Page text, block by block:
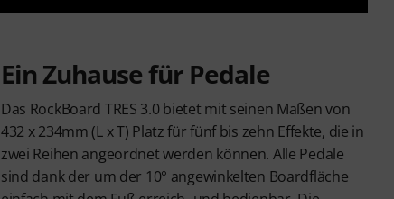
Ein Zuhause für Pedale
Das RockBoard TRES 3.0 bietet mit seinen Maßen von
432 x 234mm (L x T) Platz für fünf bis zehn Effekte, die in
zwei Reihen angeordnet werden können. Alle Pedale
sind dank der um der 10° angewinkelten Boardfläche